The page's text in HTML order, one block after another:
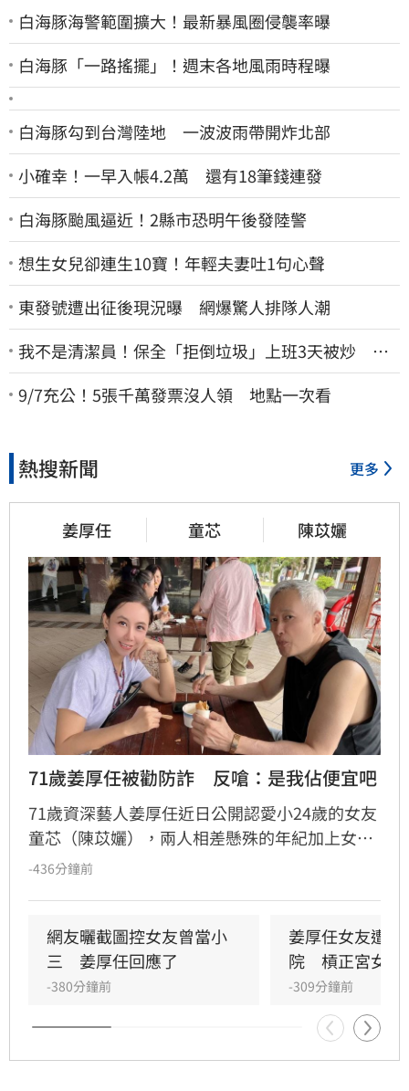
白海豚海警範圍擴大！最新暴風圈侵襲率曝
白海豚「一路搖擺」！週末各地風雨時程曝
白海豚勾到台灣陸地 一波波雨帶開炸北部
小確幸！一早入帳4.2萬 還有18筆錢連發
白海豚颱風逼近！2縣市恐明午後發陸警
想生女兒卻連生10寶！年輕夫妻吐1句心聲
東發號遭出征後現況曝 網爆驚人排隊人潮
我不是清潔員！保全「拒倒垃圾」上班3天被炒 找
法院討公道結果出爐
9/7充公！5張千萬發票沒人領 地點一次看
熱搜新聞 更多
姜厚任 童芯 陳苡孋
71歲姜厚任被勸防詐　反嗆：是我佔便宜吧
71歲資深藝人姜厚任近日公開認愛小24歲的女友
童芯（陳苡孋），兩人相差懸殊的年紀加上女方
輝煌的學經歷，引發外界熱烈討論。針對網友質
便宜吧」，更強調自己完全信任女友。童芯曾透
露兩人緣分始於童年，她小學時便視姜厚任為偶
像，多年後重逢擦出愛火。林宜君
-436分鐘前
網友曬截圖控女友曾當小
三　姜厚任回應了
-380分鐘前
姜厚任女友遭
院　槓正宮女兒
-309分鐘前